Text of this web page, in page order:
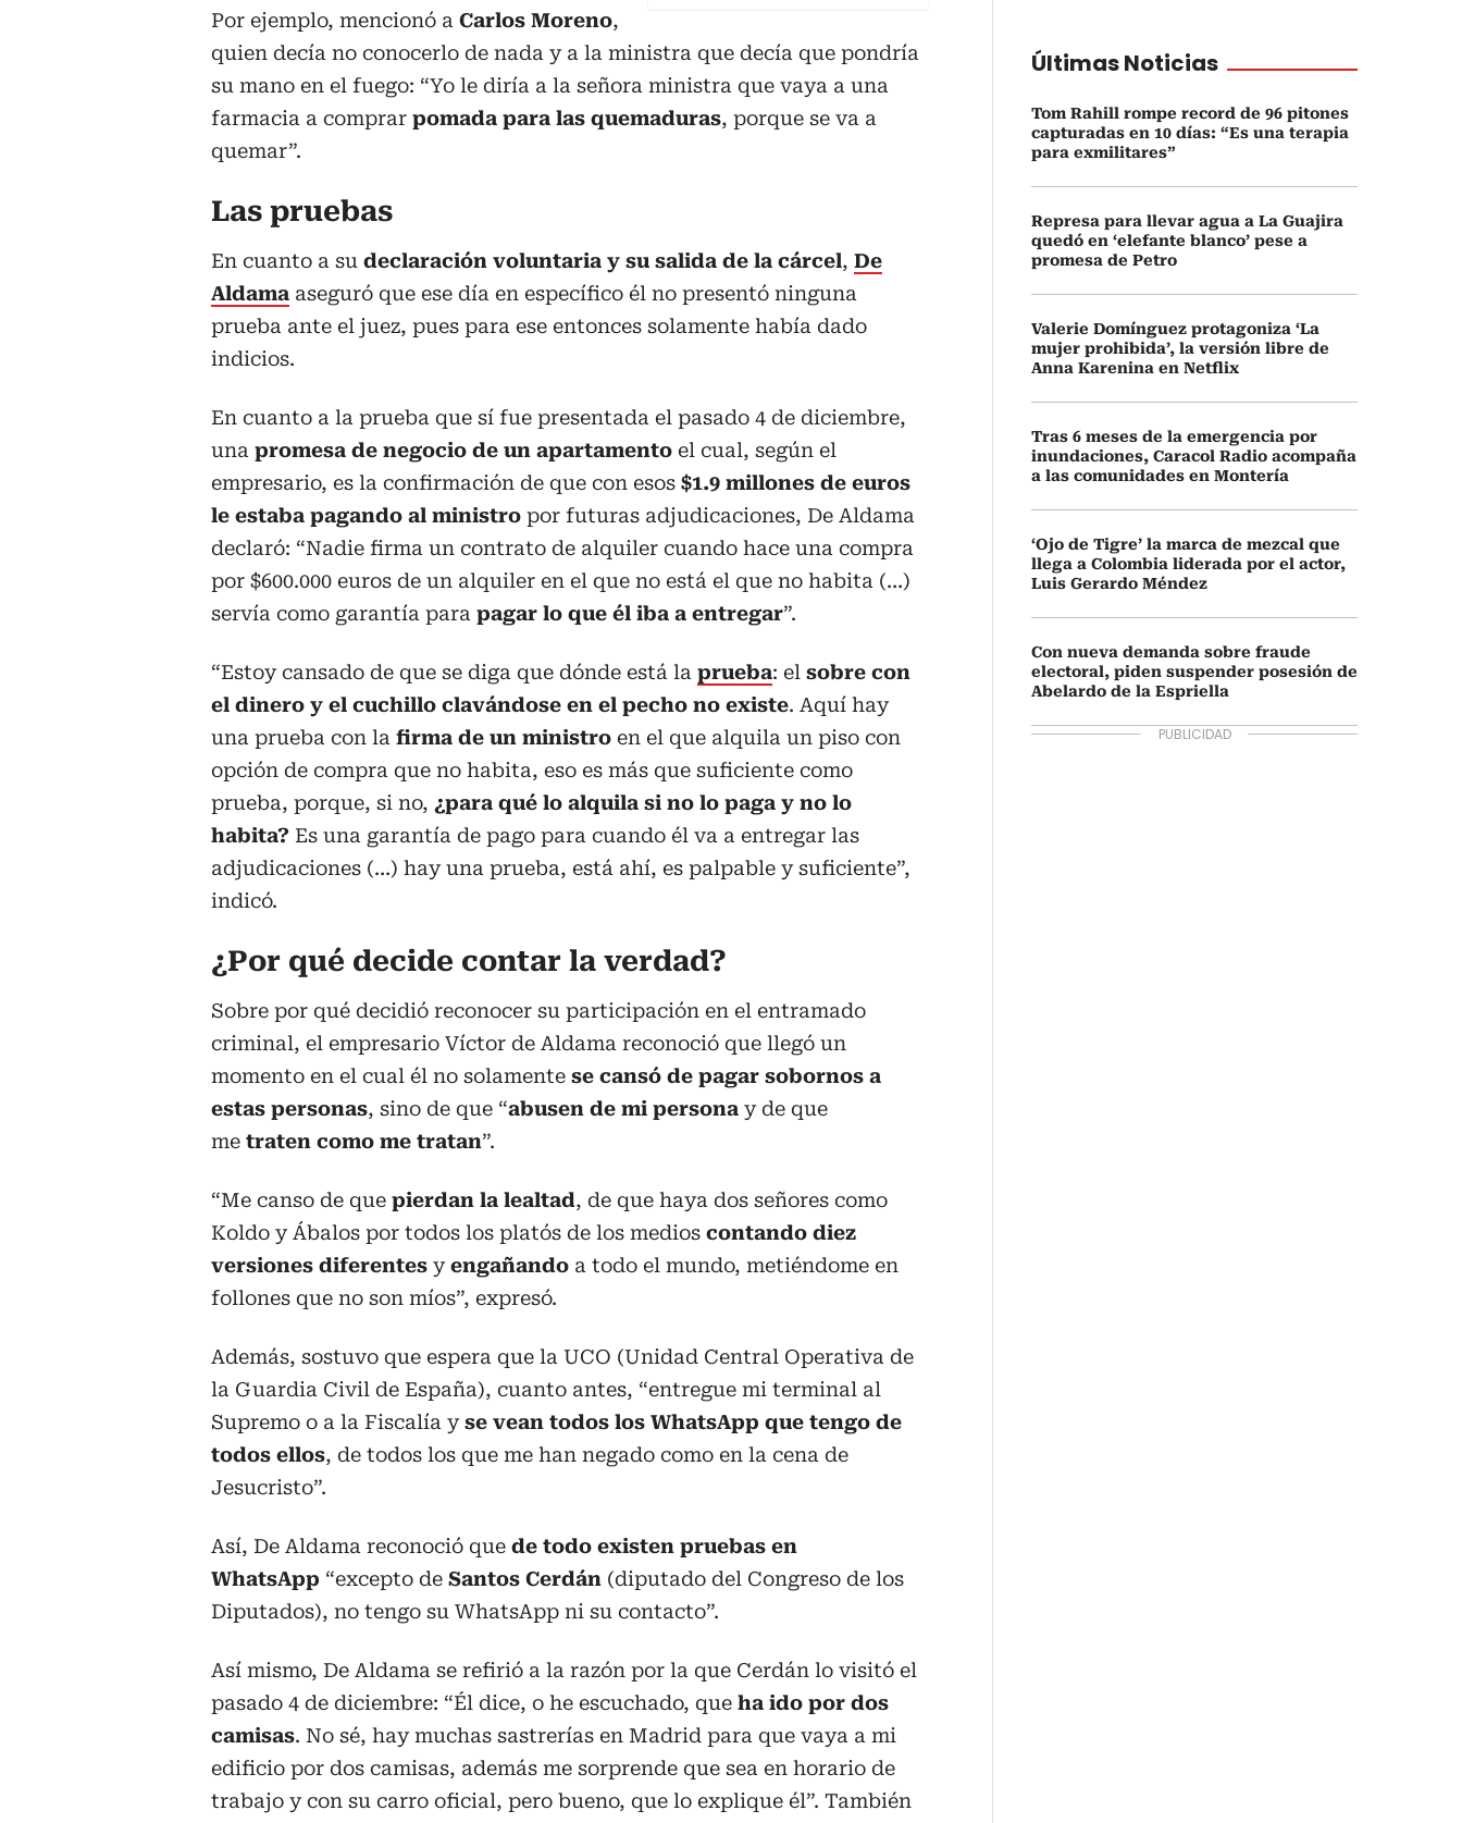
Por ejemplo, mencionó a Carlos Moreno,
quien decía no conocerlo de nada y a la ministra que decía que pondría
su mano en el fuego: “Yo le diría a la señora ministra que vaya a una
farmacia a comprar pomada para las quemaduras, porque se va a
quemar”.
Las pruebas
En cuanto a su declaración voluntaria y su salida de la cárcel, De
Aldama aseguró que ese día en específico él no presentó ninguna
prueba ante el juez, pues para ese entonces solamente había dado
indicios.
En cuanto a la prueba que sí fue presentada el pasado 4 de diciembre,
una promesa de negocio de un apartamento el cual, según el
empresario, es la confirmación de que con esos $1.9 millones de euros
le estaba pagando al ministro por futuras adjudicaciones, De Aldama
declaró: “Nadie firma un contrato de alquiler cuando hace una compra
por $600.000 euros de un alquiler en el que no está el que no habita (…)
servía como garantía para pagar lo que él iba a entregar”.
“Estoy cansado de que se diga que dónde está la prueba: el sobre con
el dinero y el cuchillo clavándose en el pecho no existe. Aquí hay
una prueba con la firma de un ministro en el que alquila un piso con
opción de compra que no habita, eso es más que suficiente como
prueba, porque, si no, ¿para qué lo alquila si no lo paga y no lo
habita? Es una garantía de pago para cuando él va a entregar las
adjudicaciones (…) hay una prueba, está ahí, es palpable y suficiente”,
indicó.
¿Por qué decide contar la verdad?
Sobre por qué decidió reconocer su participación en el entramado
criminal, el empresario Víctor de Aldama reconoció que llegó un
momento en el cual él no solamente se cansó de pagar sobornos a
estas personas, sino de que “abusen de mi persona y de que
me traten como me tratan”.
“Me canso de que pierdan la lealtad, de que haya dos señores como
Koldo y Ábalos por todos los platós de los medios contando diez
versiones diferentes yengañando a todo el mundo, metiéndome en
follones que no son míos”, expresó.
Además, sostuvo que espera que la UCO (Unidad Central Operativa de
la Guardia Civil de España), cuanto antes, “entregue mi terminal al
Supremo o a la Fiscalía yse vean todos los WhatsApp que tengo de
todos ellos, de todos los que me han negado como en la cena de
Jesucristo”.
Así, De Aldama reconoció que de todo existen pruebas en
WhatsApp “excepto de Santos Cerdán (diputado del Congreso de los
Diputados), no tengo su WhatsApp ni su contacto”.
Así mismo, De Aldama se refirió a la razón por la que Cerdán lo visitó el
pasado 4 de diciembre: “Él dice, o he escuchado, que ha ido por dos
camisas. No sé, hay muchas sastrerías en Madrid para que vaya a mi
edificio por dos camisas, además me sorprende que sea en horario de
trabajo y con su carro oficial, pero bueno, que lo explique él”. También
Últimas Noticias
Tom Rahill rompe record de 96 pitones
capturadas en 10 días: “Es una terapia
para exmilitares”
Represa para llevar agua a La Guajira
quedó en ‘elefante blanco’ pese a
promesa de Petro
Valerie Domínguez protagoniza ‘La
mujer prohibida’, la versión libre de
Anna Karenina en Netflix
Tras 6 meses de la emergencia por
inundaciones, Caracol Radio acompaña
a las comunidades en Montería
‘Ojo de Tigre’ la marca de mezcal que
llega a Colombia liderada por el actor,
Luis Gerardo Méndez
Con nueva demanda sobre fraude
electoral, piden suspender posesión de
Abelardo de la Espriella